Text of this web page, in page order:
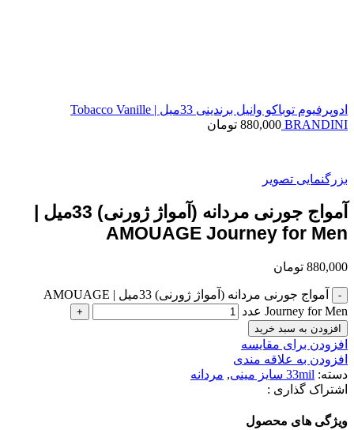
ادوپرفیوم توباکو وانیل برندینی 33میل | Tobacco Vanille
BRANDINI
880,000 تومان
بزرگنمایی تصویر
آمواج جورنی مردانه (آمواژ ژورنی) 33میل |
AMOUAGE Journey for Men
880,000 تومان
آمواج جورنی مردانه (آمواژ ژورنی) 33میل | AMOUAGE
Journey for Men عدد
افزودن به سبد خرید
افزودن برای مقایسه
افزودن به علاقه مندی
دسته: 33mil سایز مینی , مردانه
اشتراک گذاری :
ویژگی های محصول